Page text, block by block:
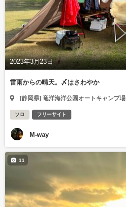
2023年3月23日
雷雨からの晴天。〆はさわやか
[静岡県] 竜洋海洋公園オートキャンプ場
ソロ フリーサイト
M-way
11